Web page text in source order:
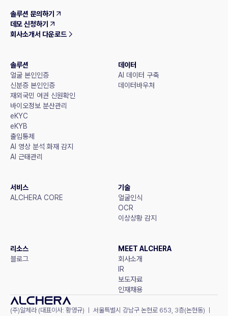
솔루션 문의하기
데모 신청하기
회사소개서 다운로드
솔루션
얼굴 본인인증
신분증 본인인증
재외국민 여권 신원확인
바이오정보 분산관리
eKYC
eKYB
출입통제
AI 영상 분석 화재 감지
AI 근태관리
데이터
AI 데이터 구축
데이터바우처
서비스
ALCHERA CORE
기술
얼굴인식
OCR
이상상황 감지
리소스
블로그
MEET ALCHERA
회사소개
IR
보도자료
인재채용
(주)알체라 (대표이사: 황영규) ㅣ 서울특별시 강남구 논현로 653, 3층(논현동) ㅣ